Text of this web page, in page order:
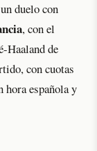
duelo con
, con el
Haaland de
con cuotas
hora española y